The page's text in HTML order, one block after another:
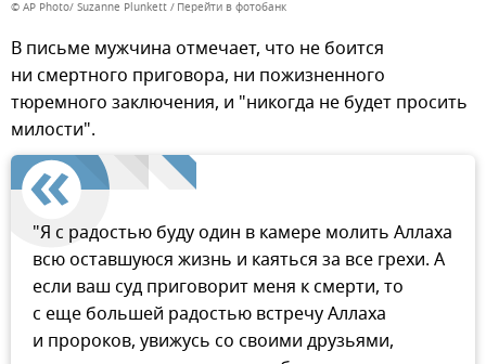
© AP Photo/ Suzanne Plunkett Перейти в фотобанк
В письме мужчина отмечает, что не боится
ни смертного приговора, ни пожизненного
тюремного заключения, и "никогда не будет просить
милости".
"Я с радостью буду один в камере молить Аллаха
всю оставшуюся жизнь и каяться за все грехи. А
если ваш суд приговорит меня к смерти, то
с еще большей радостью встречу Аллаха
и пророков, увижусь со своими друзьями,